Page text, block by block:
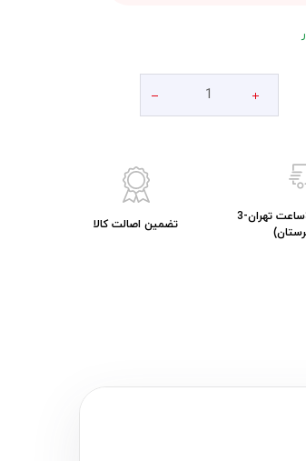
تحویل فوری (3ساعت تهران-3
تضمین اصالت کالا